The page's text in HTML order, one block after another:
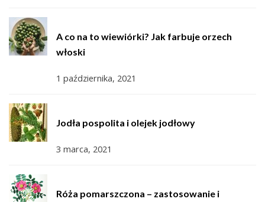
A co na to wiewiórki? Jak farbuje orzech
włoski
1 października, 2021
Jodła pospolita i olejek jodłowy
3 marca, 2021
Róża pomarszczona – zastosowanie i